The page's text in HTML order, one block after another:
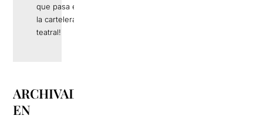
que pasa en
la cartelera
teatral!
ARCHIVADO
EN